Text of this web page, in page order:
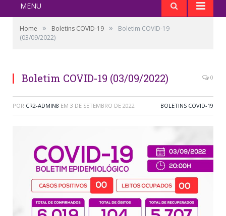
MENU
Home » Boletins COVID-19 »
Boletim COVID-19
(03/09/2022)
Boletim COVID-19 (03/09/2022) 0
POR CR2-ADMIN8 EM 3 DE SETEMBRO DE 2022 BOLETINS COVID-19